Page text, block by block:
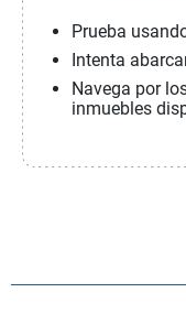
Prueba
Intenta
Navega por
inmuebles